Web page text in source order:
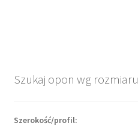
Szukaj opon wg rozmiaru
Szerokość/profil: